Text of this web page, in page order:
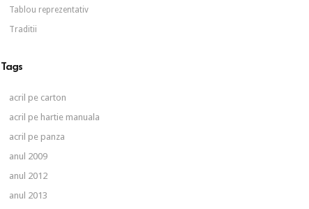
Tablou reprezentativ
Traditii
Tags
acril pe carton
acril pe hartie manuala
acril pe panza
anul 2009
anul 2012
anul 2013